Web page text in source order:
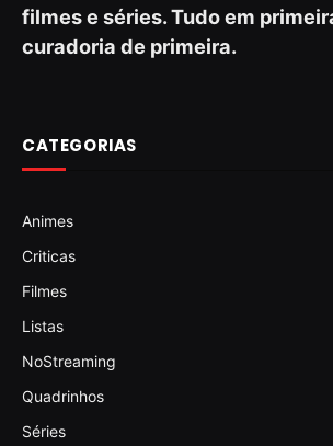
filmes e séries. Tudo em
curadoria de primeira.
CATEGORIAS
Animes
Criticas
Filmes
Listas
NoStreaming
Quadrinhos
Séries